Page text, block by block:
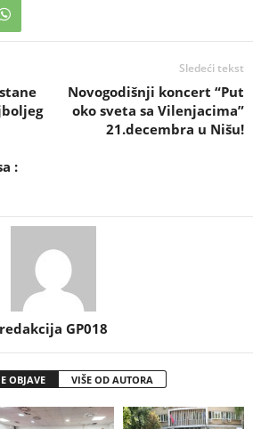
:
Sledeći tekst
Novogodišnji koncert “Put
oko sveta sa Vilenjacima”
21.decembra u Nišu!
redakcija GP018
OBJAVE VIŠE OD AUTORA